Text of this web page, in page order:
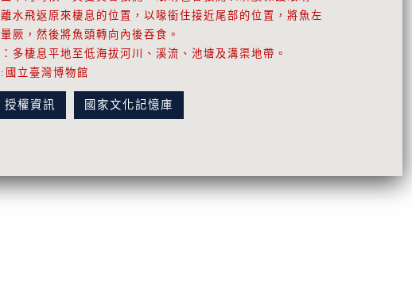
水飛返原來棲息的位置，以喙銜住接近尾部的位置，將魚左
厥，然後將魚頭轉向內後吞食。
多棲息平地至低海拔河川、溪流、池塘及溝渠地帶。
: 國立臺灣博物館
授權資訊 國家文化記憶庫